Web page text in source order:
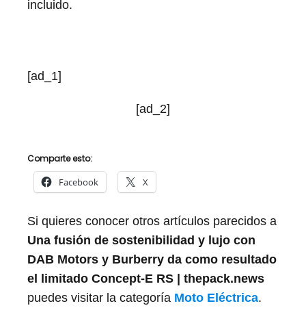
incluido.
[ad_1]
[ad_2]
Comparte esto:
Facebook X
Si quieres conocer otros artículos parecidos a
Una fusión de sostenibilidad y lujo con
DAB Motors y Burberry da como resultado
el limitado Concept-E RS | thepack.news
puedes visitar la categoría Moto Eléctrica.